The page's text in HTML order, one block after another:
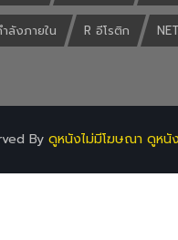
ลังภายใน R อีโรติก
By ดูหนังไม่มีโฆษณา ดูหนั